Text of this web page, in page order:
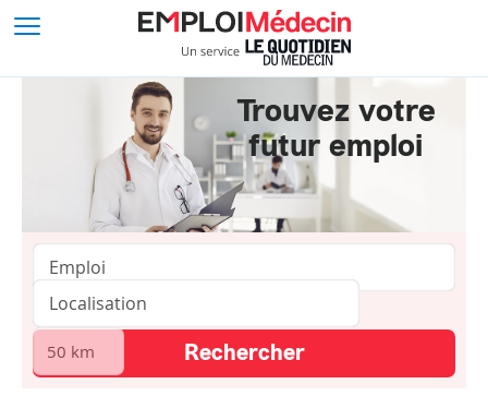
Trouvez votre
futur emploi